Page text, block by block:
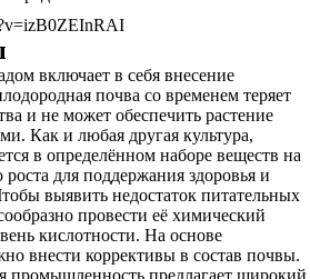
включает в себя внесение
почва со временем теряет
и не может обеспечить растение
Как и любая другая культура,
в определённом наборе веществ на
роста для поддержания здоровья и
выявить недостаток питательных
провести её химический
кислотности. На основе
внести коррективы в состав почвы.
промышленность предлагает широкий